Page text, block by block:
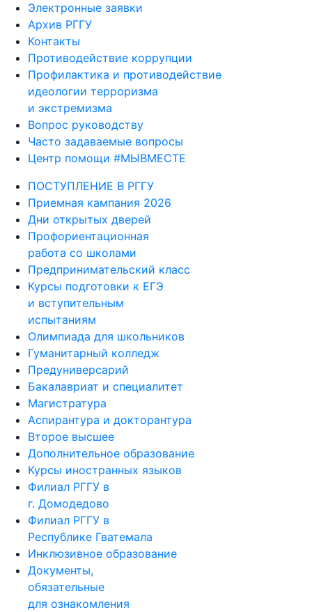
Электронные заявки
Архив РГГУ
Контакты
Противодействие коррупции
Профилактика и противодействие
идеологии терроризма
и экстремизма
Вопрос руководству
Часто задаваемые вопросы
Центр помощи #МЫВМЕСТЕ
ПОСТУПЛЕНИЕ В РГГУ
Приемная кампания 2026
Дни открытых дверей
Профориентационная
работа со школами
Предпринимательский класс
Курсы подготовки к ЕГЭ
и вступительным
испытаниям
Олимпиада для школьников
Гуманитарный колледж
Предуниверсарий
Бакалавриат и специалитет
Магистратура
Аспирантура и докторантура
Второе высшее
Дополнительное образование
Курсы иностранных языков
Филиал РГГУ в
г. Домодедово
Филиал РГГУ в
Республике Гватемала
Инклюзивное образование
Документы,
обязательные
для ознакомления